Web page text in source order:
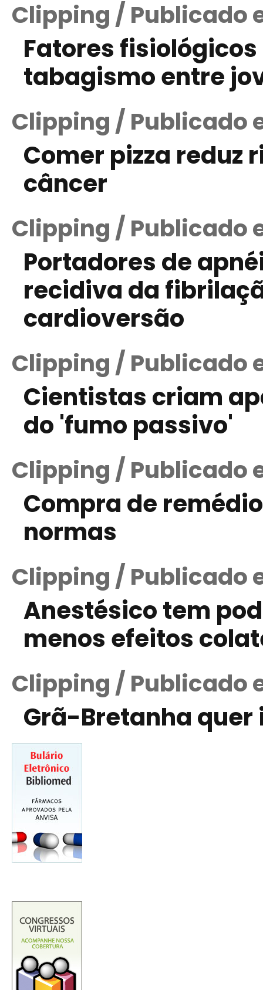
Clipping / Publicado
Fatores
tabagismo entre
Clipping / Publicado
Comer pizza reduz
câncer
Clipping / Publicado
Portadores de
recidiva da
cardioversão
Clipping / Publicado
Cientistas criam
do 'fumo passivo'
Clipping / Publicado
Compra de
normas
Clipping / Publicado
Anestésico tem
menos efeitos
Clipping / Publicado
Grã-Bretanha quer